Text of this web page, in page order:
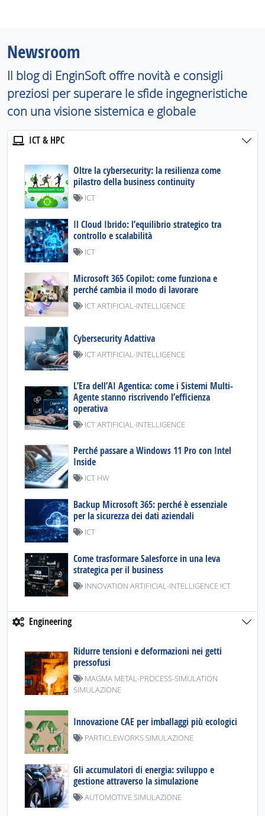
Newsroom
Il blog di EnginSoft offre novità e consigli
preziosi per superare le sfide ingegneristiche
con una visione sistemica e globale
ICT & HPC
Oltre la cybersecurity: la resilienza come
pilastro della business continuity
ICT
Il Cloud Ibrido: l’equilibrio strategico tra
controllo e scalabilità
ICT
Microsoft 365 Copilot: come funziona e
perché cambia il modo di lavorare
ICT ARTIFICIAL-INTELLIGENCE
Cybersecurity Adattiva
ICT ARTIFICIAL-INTELLIGENCE
L’Era dell’AI Agentica: come i Sistemi Multi-
Agente stanno riscrivendo l’efficienza
operativa
ICT ARTIFICIAL-INTELLIGENCE
Perché passare a Windows 11 Pro con Intel
Inside
ICT HW
Backup Microsoft 365: perché è essenziale
per la sicurezza dei dati aziendali
ICT
Come trasformare Salesforce in una leva
strategica per il business
INNOVATION ARTIFICIAL-INTELLIGENCE ICT
Engineering
Ridurre tensioni e deformazioni nei getti
pressofusi
MAGMA METAL-PROCESS-SIMULATION
SIMULAZIONE
Innovazione CAE per imballaggi più ecologici
PARTICLEWORKS SIMULAZIONE
Gli accumulatori di energia: sviluppo e
gestione attraverso la simulazione
AUTOMOTIVE SIMULAZIONE